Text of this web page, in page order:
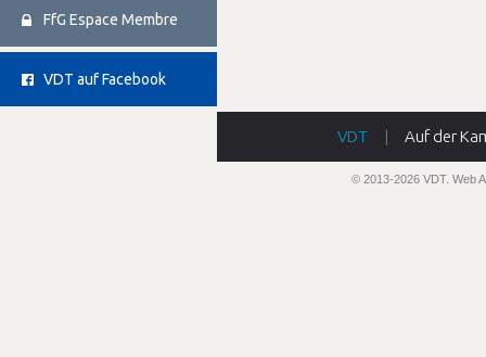
FfG Espace Membre
VDT auf Facebook
VDT | Auf der
© 2013-2026 VDT. Web